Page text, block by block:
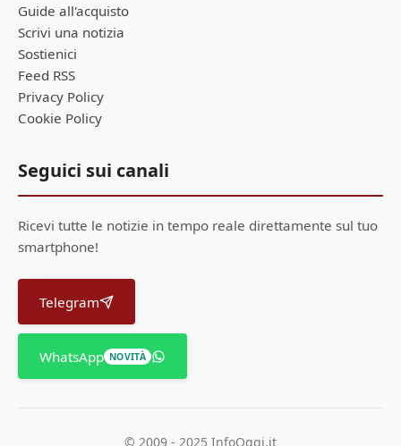
Guide all'acquisto
Scrivi una notizia
Sostienici
Feed RSS
Privacy Policy
Cookie Policy
Seguici sui canali
Ricevi tutte le notizie in tempo reale direttamente sul tuo
smartphone!
Telegram
WhatsApp NOVITÀ
© 2009 - 2025 InfoOggi.it